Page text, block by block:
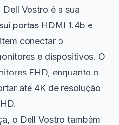
Vostro é a sua
portas HDMI 1.4b e
conectar o
e dispositivos. O
FHD, enquanto o
até 4K de resolução
o Dell Vostro também